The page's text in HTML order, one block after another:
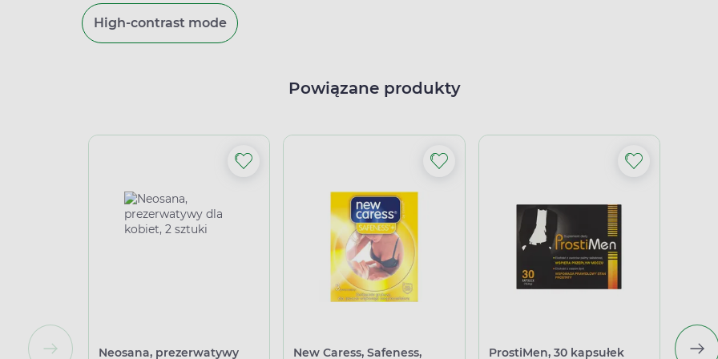
High-contrast mode
Powiązane produkty
Neosana, prezerwatywy New Caress, Safeness, ProstiMen, 30 kapsułek